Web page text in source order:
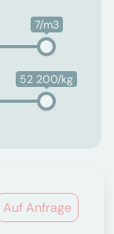
7/m3
52 200/kg
Auf Anfrage